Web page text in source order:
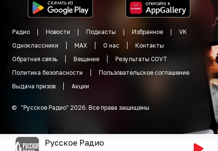
Радио Новости Подкасты Избранное
VK
Одноклассники
MAX О нас
Контакты
Обратная связь
Вещание
Результаты СОУТ
Политика безопасности
Пользовательское соглашение
Выдача призов
Акции
© "Русское Радио" 2026. Все права защищены
Русское Радио